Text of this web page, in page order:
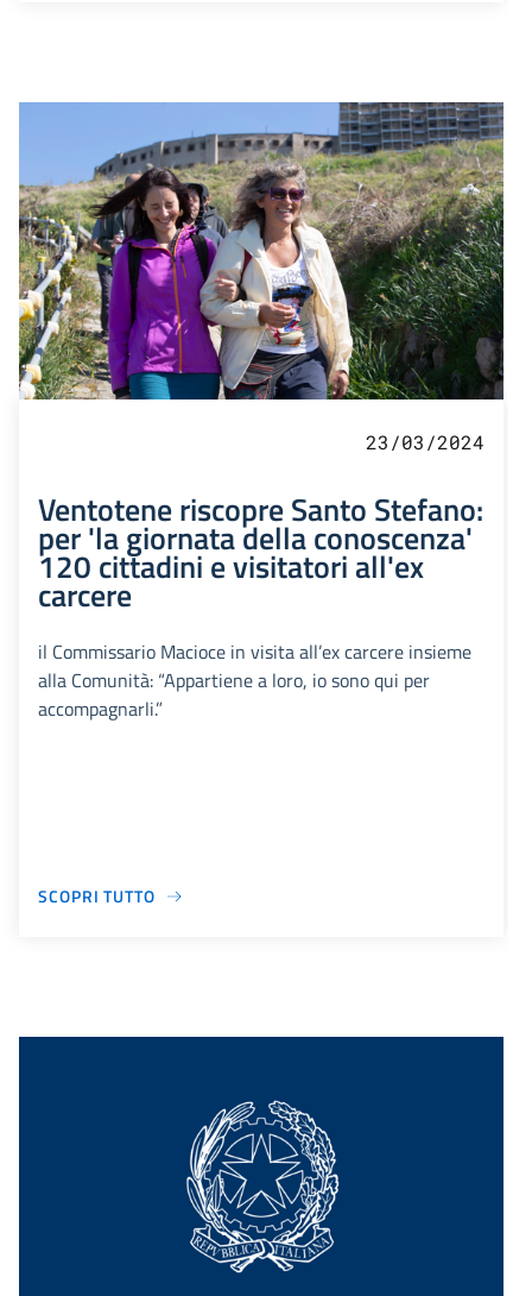
23/03/2024
Ventotene riscopre Santo Stefano:
per 'la giornata della conoscenza'
120 cittadini e visitatori all'ex
carcere
il Commissario Macioce in visita all’ex carcere insieme
alla Comunità: “Appartiene a loro, io sono qui per
accompagnarli.”
SCOPRI TUTTO